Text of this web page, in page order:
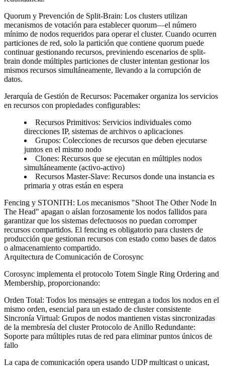
Quorum y Prevención de Split-Brain: Los clusters utilizan
mecanismos de votación para establecer quorum—el número
mínimo de nodos requeridos para operar el cluster. Cuando ocurren
particiones de red, solo la partición que contiene quorum puede
continuar gestionando recursos, previniendo escenarios de split-
brain donde múltiples particiones de cluster intentan gestionar los
mismos recursos simultáneamente, llevando a la corrupción de
datos.
Jerarquía de Gestión de Recursos: Pacemaker organiza los servicios
en recursos con propiedades configurables:
Recursos Primitivos: Servicios individuales como
direcciones IP, sistemas de archivos o aplicaciones
Grupos: Colecciones de recursos que deben ejecutarse
juntos en el mismo nodo
Clones: Recursos que se ejecutan en múltiples nodos
simultáneamente (activo-activo)
Recursos Master-Slave: Recursos donde una instancia es
primaria y otras están en espera
Fencing y STONITH: Los mecanismos "Shoot The Other Node In
The Head" apagan o aíslan forzosamente los nodos fallidos para
garantizar que los sistemas defectuosos no puedan corromper
recursos compartidos. El fencing es obligatorio para clusters de
producción que gestionan recursos con estado como bases de datos
o almacenamiento compartido.
Arquitectura de Comunicación de Corosync
Corosync implementa el protocolo Totem Single Ring Ordering and
Membership, proporcionando:
Orden Total: Todos los mensajes se entregan a todos los nodos en el
mismo orden, esencial para un estado de cluster consistente
Sincronía Virtual: Grupos de nodos mantienen vistas sincronizadas
de la membresía del clusterProtocolo de Anillo Redundante:
Soporte para múltiples rutas de red para eliminar puntos únicos de
fallo
La capa de comunicación opera usando UDP multicast o unicast,